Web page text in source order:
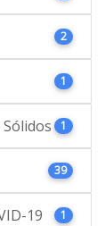
2
1
1
39
19 1